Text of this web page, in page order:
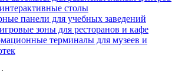
столы
панели для учебных заведений
зоны для ресторанов и кафе
терминалы для музеев и